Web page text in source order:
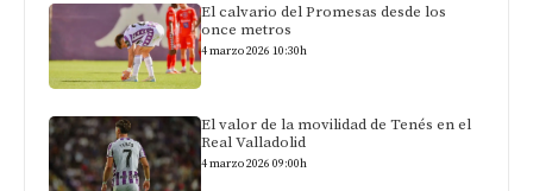
El calvario del Promesas desde los
once metros
4 marzo 2026 10:30h
El valor de la movilidad de Tenés en el
Real Valladolid
4 marzo 2026 09:00h